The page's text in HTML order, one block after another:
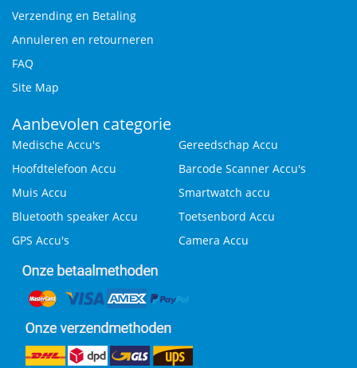
Verzending en Betaling
Annuleren en retourneren
FAQ
Site Map
Aanbevolen categorie
Medische Accu's
Gereedschap Accu
Hoofdtelefoon Accu
Barcode Scanner Accu's
Muis Accu
Smartwatch accu
Bluetooth speaker Accu
Toetsenbord Accu
GPS Accu's
Camera Accu